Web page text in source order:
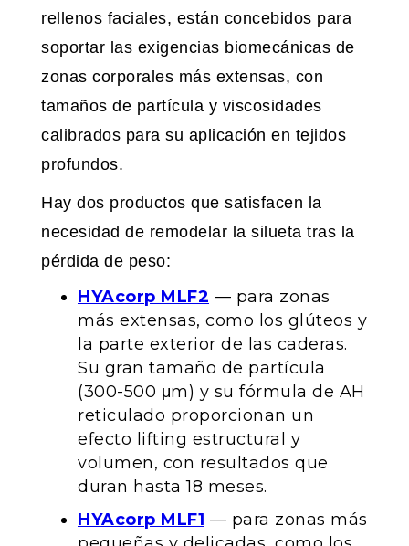
rellenos faciales, están concebidos para
soportar las exigencias biomecánicas de
zonas corporales más extensas, con
tamaños de partícula y viscosidades
calibrados para su aplicación en tejidos
profundos.
Hay dos productos que satisfacen la
necesidad de remodelar la silueta tras la
pérdida de peso:
HYAcorp MLF2 — para zonas
más extensas, como los glúteos y
la parte exterior de las caderas.
Su gran tamaño de partícula
(300-500 μm) y su fórmula de AH
reticulado proporcionan un
efecto lifting estructural y
volumen, con resultados que
duran hasta 18 meses.
HYAcorp MLF1 — para zonas más